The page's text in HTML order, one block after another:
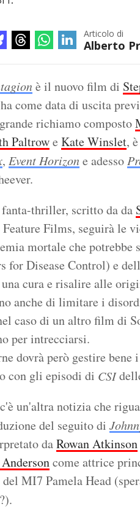
Articolo di
Alberto
è il nuovo film di
come data di uscita
richiamo composto
Paltrowe Kate Winslet,
, Event Horizone adesso
fanta-thriller, scritto da da
Films, seguirà le
mortale che
for Disease Control) e
cura e risalire alle
anche di limitare i
caso di un altro film di
per intrecciarsi.
dovrà però gestire
con gli episodi di CSI
un'altra notizia che
del seguito di
daRowan Atkinson
come attrice
del MI7 Pamela Head
?).